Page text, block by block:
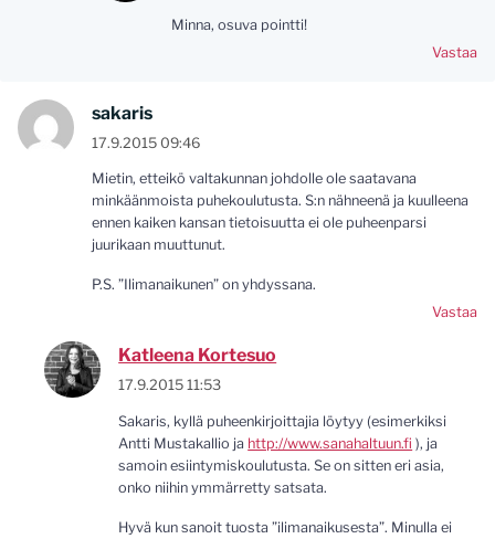
Minna, osuva pointti!
Vastaa
sakaris
17.9.2015 09:46
Mietin, etteikö valtakunnan johdolle ole saatavana
minkäänmoista puhekoulutusta. S:n nähneenä ja kuulleena
ennen kaiken kansan tietoisuutta ei ole puheenparsi
juurikaan muuttunut.
P.S. ”Ilimanaikunen” on yhdyssana.
Vastaa
Katleena Kortesuo
17.9.2015 11:53
Sakaris, kyllä puheenkirjoittajia löytyy (esimerkiksi
Antti Mustakallio ja http://www.sanahaltuun.fi ), ja
samoin esiintymiskoulutusta. Se on sitten eri asia,
onko niihin ymmärretty satsata.
Hyvä kun sanoit tuosta ”ilimanaikusesta”. Minulla ei